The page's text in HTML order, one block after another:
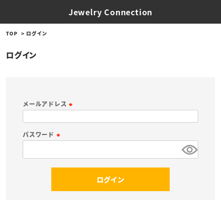
Jewelry Connection
TOP ログイン
ログイン
メールアドレス
須
パスワード
ログイン